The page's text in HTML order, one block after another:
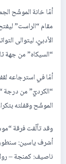
أمّا خانة الموشّح
مقام “الراست”
الأدبيّ، ليتوالى
“السيكاه” من جهة
أمّا في استرجاعه
“الكرديّ” من درجة
الموشّح وقفلته
وقد تألّفت فرقة
أشرف ياسين:
ناصيف: كمنجة –